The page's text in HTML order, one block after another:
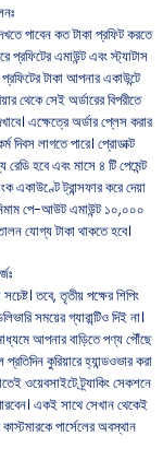
পাবেন কত টাকা প্রফিট করতে
প্রফিটের এমাউন্ট এবং স্ট্যাটাস
টাকা আপনার একাউন্টে
থেকে সেই অর্ডারের বিপরীতে
এক্ষেত্রে অর্ডার প্লেস করার
লাগতে পারে। প্রোডাক্ট
হবে এবং মাসে ৪ টি পেমেন্ট
একাউণ্টে ট্রান্সফার করে দেয়া
পে-আউট এমাউন্ট ১০,০০০
যোগ্য টাকা থাকতে হবে।
তবে, তৃতীয় পক্ষের শিপিং
সময়ের গ্যারান্টিও দিই না।
আপনার বাড়িতে পণ্য পৌঁছে
কুরিয়ারে হ্যান্ডওভার করা
ওয়েবসাইটে ট্র্যাকিং সেকশনে
একই সাথে সেখান থেকেই
পার্সেলের অবস্থান